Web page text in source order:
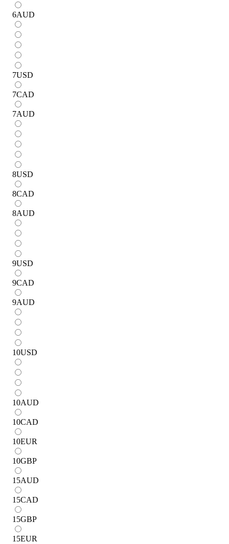
6AUD
7USD
7CAD
7AUD
8USD
8CAD
8AUD
9USD
9CAD
9AUD
10USD
10AUD
10CAD
10EUR
10GBP
15AUD
15CAD
15GBP
15EUR